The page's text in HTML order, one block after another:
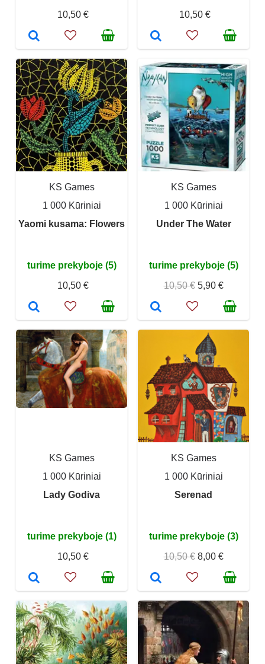
10,50 €
10,50 €
KS Games
1 000 Kūriniai
Yaomi kusama: Flowers
turime prekyboje (5)
10,50 €
KS Games
1 000 Kūriniai
Under The Water
turime prekyboje (5)
10,50 € 5,90 €
KS Games
1 000 Kūriniai
Lady Godiva
turime prekyboje (1)
10,50 €
KS Games
1 000 Kūriniai
Serenad
turime prekyboje (3)
10,50 € 8,00 €